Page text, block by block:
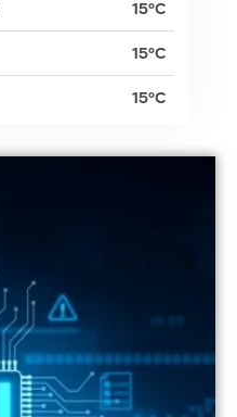
15°C
15°C
15°C